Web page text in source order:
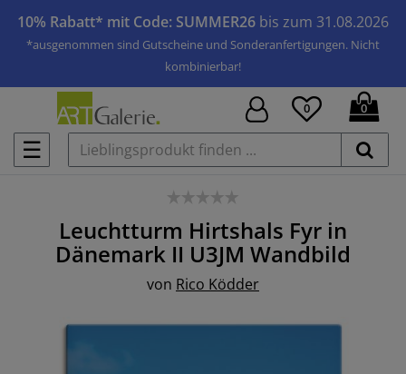
10% Rabatt* mit Code: SUMMER26 bis zum 31.08.2026
*ausgenommen sind Gutscheine und Sonderanfertigungen. Nicht
kombinierbar!
☰
0 0
Leuchtturm Hirtshals Fyr in
Dänemark II U3JM Wandbild
von Rico Ködder